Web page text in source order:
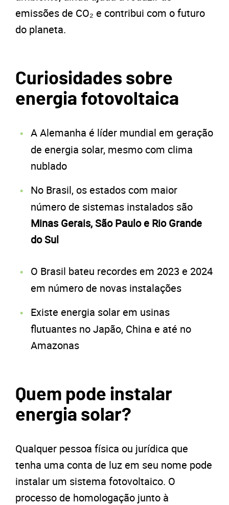
emissões de CO₂ e contribui com o futuro
do planeta.
Curiosidades sobre
energia fotovoltaica
A Alemanha é líder mundial em geração
de energia solar, mesmo com clima
nublado
No Brasil, os estados com maior
número de sistemas instalados são
Minas Gerais, São Paulo e Rio Grande
do Sul
O Brasil bateu recordes em 2023 e 2024
em número de novas instalações
Existe energia solar em usinas
flutuantes no Japão, China e até no
Amazonas
Quem pode instalar
energia solar?
Qualquer pessoa física ou jurídica que
tenha uma conta de luz em seu nome pode
instalar um sistema fotovoltaico. O
processo de homologação junto à